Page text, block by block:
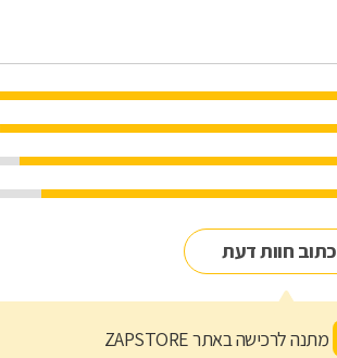
כתוב חוות דעת
מתנה לרכישה באתר ZAPSTORE